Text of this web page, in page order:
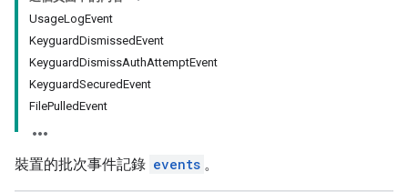
UsageLogEvent
KeyguardDismissedEvent
KeyguardDismissAuthAttemptEvent
KeyguardSecuredEvent
FilePulledEvent
裝置的批次事件記錄 events 。